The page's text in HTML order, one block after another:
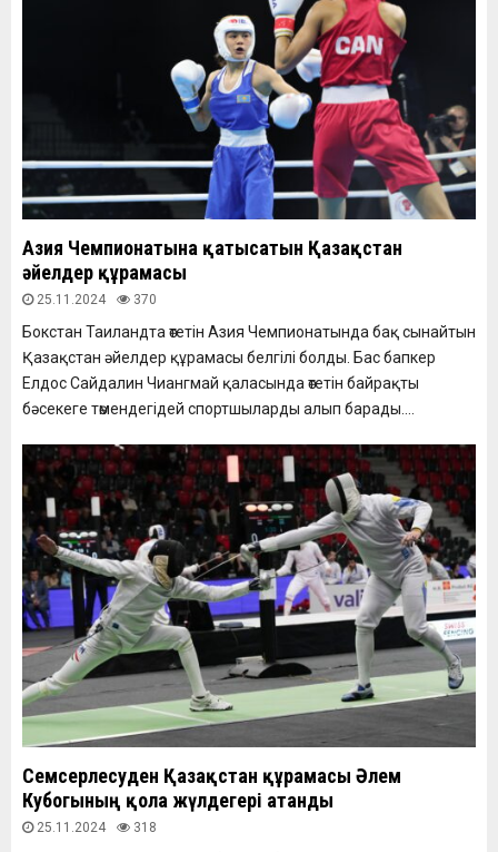
Азия Чемпионатына қатысатын Қазақстан
әйелдер құрамасы
25.11.2024 370
Бокстан Таиландта өтетін Азия Чемпионатында бақ сынайтын
Қазақстан әйелдер құрамасы белгілі болды. Бас бапкер
Елдос Сайдалин Чиангмай қаласында өтетін байрақты
бәсекеге төмендегідей спортшыларды алып барады....
Семсерлесуден Қазақстан құрамасы Әлем
Кубогының қола жүлдегері атанды
25.11.2024 318